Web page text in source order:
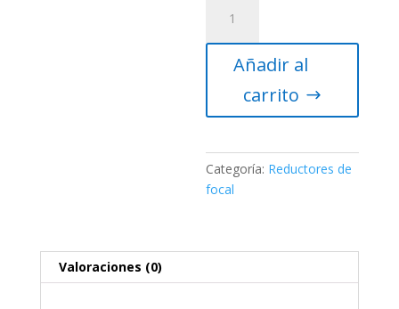
0.85x
para
Refractor
Añadir al
carrito
Categoría: Reductores de
focal
Valoraciones (0)